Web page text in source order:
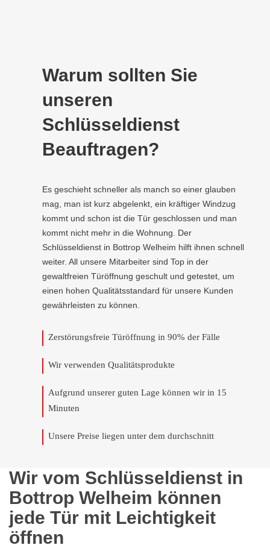
Warum sollten Sie
unseren
Schlüsseldienst
Beauftragen?
Es geschieht schneller als manch so einer glauben
mag, man ist kurz abgelenkt, ein kräftiger Windzug
kommt und schon ist die Tür geschlossen und man
kommt nicht mehr in die Wohnung. Der
Schlüsseldienst in Bottrop Welheim hilft ihnen schnell
weiter. All unsere Mitarbeiter sind Top in der
gewaltfreien Türöffnung geschult und getestet, um
einen hohen Qualitätsstandard für unsere Kunden
gewährleisten zu können.
Zerstörungsfreie Türöffnung in 90% der Fälle
Wir verwenden Qualitätsprodukte
Aufgrund unserer guten Lage können wir in 15
Minuten
Unsere Preise liegen unter dem durchschnitt
Wir vom Schlüsseldienst in
Bottrop Welheim können
jede Tür mit Leichtigkeit
öffnen